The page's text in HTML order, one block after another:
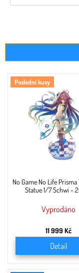
Poslední kusy
No Game No Life Prisma
Statue 1/7 Schwi -
Vyprodáno
11 999 Kč
Detail